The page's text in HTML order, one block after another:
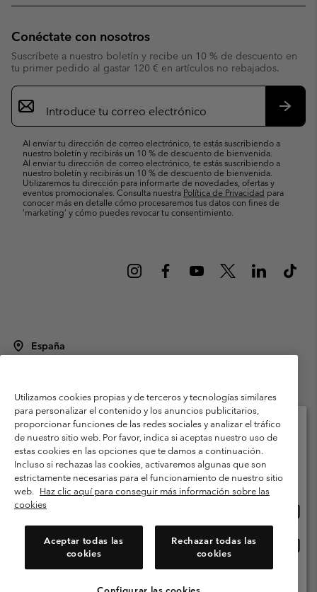
Conéctate con nosotros
Suscríbete a nuestro boletín y recibe un 10 % de descuento en
tu primer pedido al gastar 120 € en artículos no rebajados.
Suscripción
de
correo
Al enviar tu dirección de correo electrónico, te estás suscribiendo a
nuestro boletín y recibirás un 10 % de descuento de bienvenida.
Al enviar tu dirección de correo electrónico, te estás suscribiendo a
nuestro boletín y recibirás un 10 % de descuento de bienvenida.
Utilizaremos tu dirección para informarte de novedades, ofertas y
eventos promocionales. Consulta nuestra Política de Privacidad para
conocer más en detalle cómo procesaremos tus datos con fines de
’marketing’ y cómo puedes revocar tu consentimiento.
España
Condiciones de uso
Terminos de Venta
Garantía
Política de Privacidad
Términos y condiciones del programa de miembros
Términos De Uso Del Contenido Generado Por Los Usuarios
Impressum
Cookies Public CBCR
Servicio al cliente: Lu. - Vi. de 9:00 a 13:00 y de 14:00 a 18:00
Utilizamos cookies propias y de terceros y tecnologías similares
para personalizar el contenido y los anuncios publicitarios,
proporcionar funciones de las redes sociales y analizar el tráfico
de nuestro sitio web. Por favor, indica si aceptas nuestro uso de
estas cookies en las opciones que te damos a continuación.
Incluso si rechazas las cookies, activaremos algunas que son
estrictamente necesarias para el funcionamiento de nuestro sitio
web. Haz clic aquí para conseguir más información sobre las
cookies
Aceptar todas las
cookies
Rechazar todas las
cookies
Selecciona tu país e idioma envío
Compras en línea disponibles
línea
España
Ver Todos Los Países